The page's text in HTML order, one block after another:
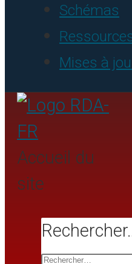
Schémas
Mises à
Accueil du
site